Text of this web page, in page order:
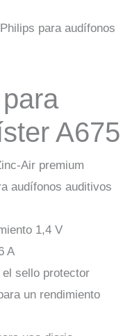
para audífonos
A675
Air premium
audífonos auditivos
1,4 V
A
sello protector
un rendimiento